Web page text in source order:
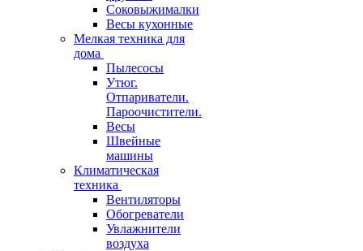
Соковыжималки
Весы кухонные
Мелкая техника для
дома
Пылесосы
Утюг.
Отпариватели.
Пароочистители.
Весы
Швейные
машины
Климатическая
техника
Вентиляторы
Обогреватели
Увлажнители
воздуха